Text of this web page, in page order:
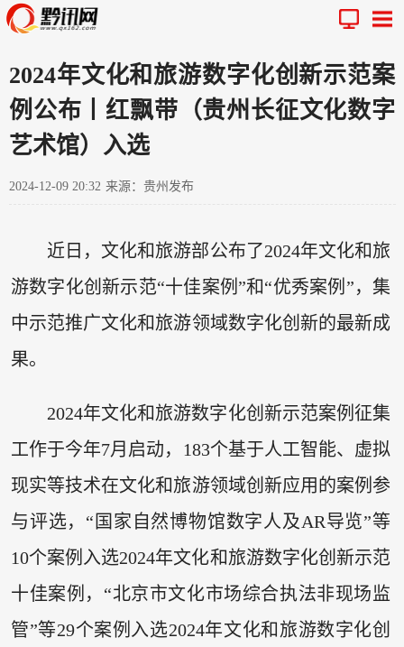
2024年文化和旅游数字化创新示范案
例公布丨红飘带（贵州长征文化数字
艺术馆）入选
2024-12-09 20:32 来源：贵州发布
近日，文化和旅游部公布了2024年文化和旅
游数字化创新示范“十佳案例”和“优秀案例”，集
中示范推广文化和旅游领域数字化创新的最新成
果。
2024年文化和旅游数字化创新示范案例征集
工作于今年7月启动，183个基于人工智能、虚拟
现实等技术在文化和旅游领域创新应用的案例参
与评选，“国家自然博物馆数字人及AR导览”等
10个案例入选2024年文化和旅游数字化创新示范
十佳案例，“北京市文化市场综合执法非现场监
管”等29个案例入选2024年文化和旅游数字化创